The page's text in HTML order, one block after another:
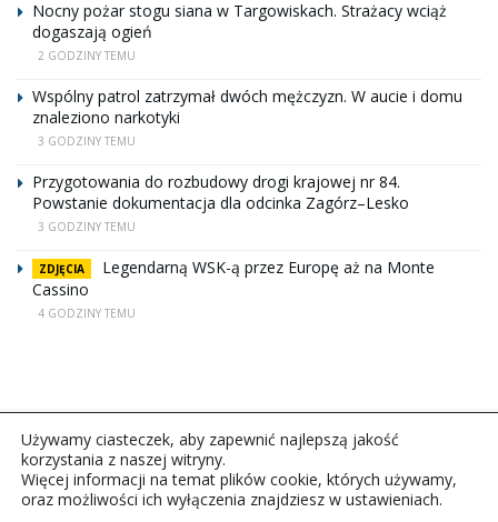
Nocny pożar stogu siana w Targowiskach. Strażacy wciąż
dogaszają ogień
2 GODZINY TEMU
Wspólny patrol zatrzymał dwóch mężczyzn. W aucie i domu
znaleziono narkotyki
3 GODZINY TEMU
Przygotowania do rozbudowy drogi krajowej nr 84.
Powstanie dokumentacja dla odcinka Zagórz–Lesko
3 GODZINY TEMU
ZDJĘCIA
Legendarną WSK-ą przez Europę aż na Monte
Cassino
4 GODZINY TEMU
Copyright © 2026Polskie Radio Rzeszów S.A. w likwidacj.
Używamy ciasteczek, aby zapewnić najlepszą jakość
korzystania z naszej witryny.
Więcej informacji na temat plików cookie, których używamy,
oraz możliwości ich wyłączenia znajdziesz w ustawieniach.